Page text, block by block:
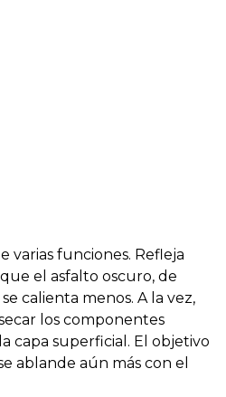
varias funciones. Refleja
el asfalto oscuro, de
calienta menos. A la vez,
los componentes
capa superficial. El objetivo
ablande aún más con el